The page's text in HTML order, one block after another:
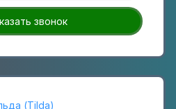
звонок